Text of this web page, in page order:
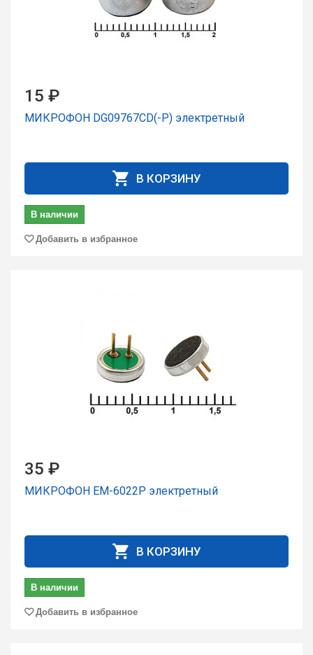
15 ₽
МИКРОФОН DG09767CD(-P) электретный
В КОРЗИНУ
В наличии
Добавить в избранное
35 ₽
МИКРОФОН EM-6022P электретный
В КОРЗИНУ
В наличии
Добавить в избранное